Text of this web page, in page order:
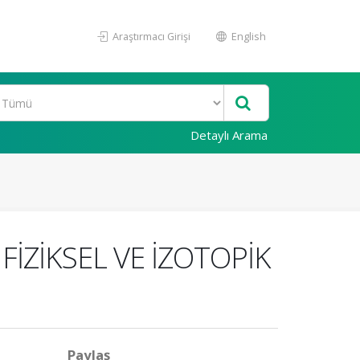
Araştırmacı Girişi English
Detaylı Arama
VE İZOTOPİK
Paylaş